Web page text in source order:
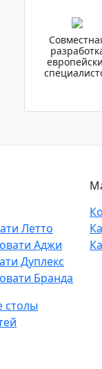
Летто
Аджи
Дуплекс
Бранда
столы